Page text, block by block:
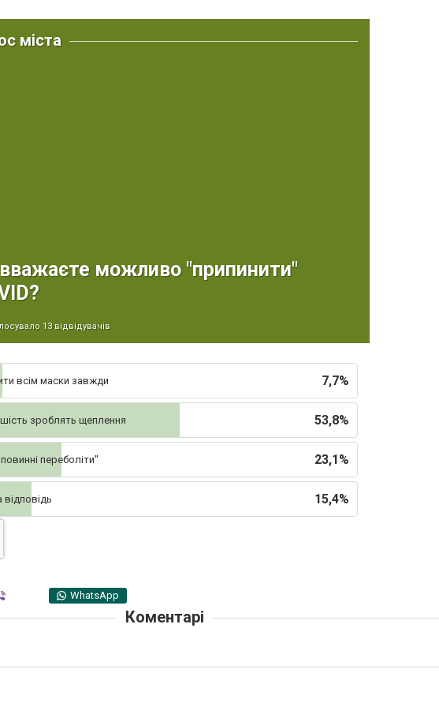
міста
можливо "припинити"
13 відвідувачів
7,7%
всім маски завжди
53,8%
зроблять щеплення
23,1%
переболіти"
15,4%
відповідь
WhatsApp
Коментарі